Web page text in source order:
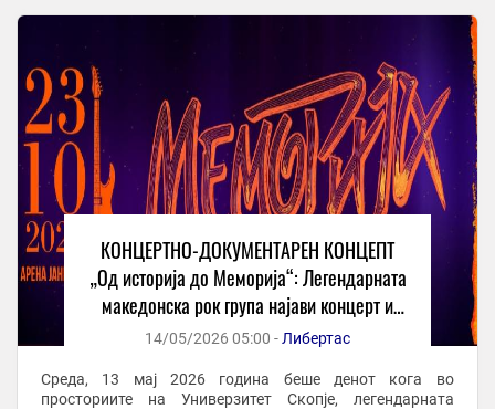
КОНЦЕРТНО-ДОКУМЕНТАРЕН КОНЦЕПТ
„Од историја до Меморија“: Легендарната
македонска рок група најави концерт и
документарец во 12 епизоди
14/05/2026 05:00 - Либертас
Среда, 13 мај 2026 година беше денот кога во
просториите на Универзитет Скопје, легендарната